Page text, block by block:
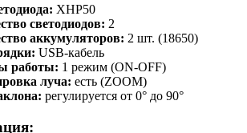
XHP50
светодиодов: 2
аккумуляторов: 2 шт. (18650)
USB-кабель
работы: 1 режим (ON-OFF)
луча: есть (ZOOM)
регулируется от 0° до 90°